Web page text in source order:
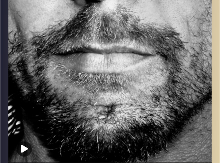
קרדיט תמונות: David Goehring